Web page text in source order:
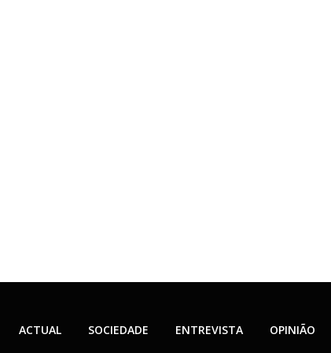
ACTUAL SOCIEDADE ENTREVISTA OPINIÃO